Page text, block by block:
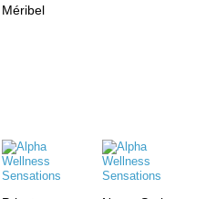
Méribel